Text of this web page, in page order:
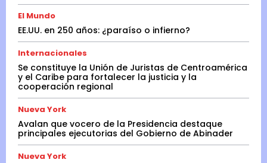
El Mundo
EE.UU. en 250 años: ¿paraíso o infierno?
Internacionales
Se constituye la Unión de Juristas de Centroamérica
y el Caribe para fortalecer la justicia y la
cooperación regional
Nueva York
Avalan que vocero de la Presidencia destaque
principales ejecutorias del Gobierno de Abinader
Nueva York